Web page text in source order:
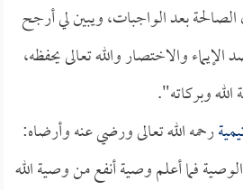
بعد الواجبات، ويبين لي أرجح
والاختصار والله تعالى يحفظه،
وبركاته".
رحمه الله تعالى ورضي عنه وأرضاه:
فما أعلم وصية أنفع من وصية الله